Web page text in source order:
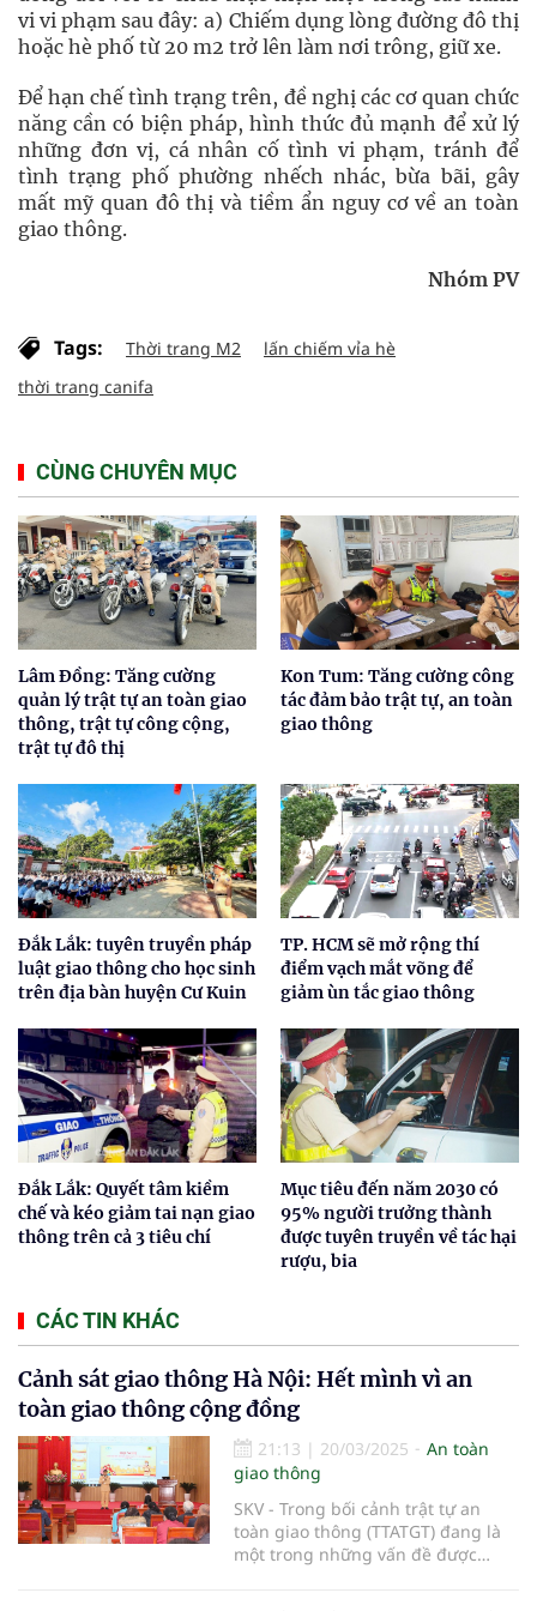
vi vi phạm sau đây: a) Chiếm dụng lòng đường đô thị
hoặc hè phố từ 20 m2 trở lên làm nơi trông, giữ xe.
Để hạn chế tình trạng trên, đề nghị các cơ quan chức
năng cần có biện pháp, hình thức đủ mạnh để xử lý
những đơn vị, cá nhân cố tình vi phạm, tránh để
tình trạng phố phường nhếch nhác, bừa bãi, gây
mất mỹ quan đô thị và tiềm ẩn nguy cơ về an toàn
giao thông.
Nhóm PV
Tags: Thời trang M2
lấn chiếm vỉa hè
thời trang canifa
CÙNG CHUYÊN MỤC
Lâm Đồng: Tăng cường
quản lý trật tự an toàn giao
thông, trật tự công cộng,
trật tự đô thị
Kon Tum: Tăng cường công
tác đảm bảo trật tự, an toàn
giao thông
Đắk Lắk: tuyên truyền pháp
luật giao thông cho học sinh
trên địa bàn huyện Cư Kuin
TP. HCM sẽ mở rộng thí
điểm vạch mắt võng để
giảm ùn tắc giao thông
Đắk Lắk: Quyết tâm kiềm
chế và kéo giảm tai nạn giao
thông trên cả 3 tiêu chí
Mục tiêu đến năm 2030 có
95% người trưởng thành
được tuyên truyền về tác hại
rượu, bia
CÁC TIN KHÁC
Cảnh sát giao thông Hà Nội: Hết mình vì an
toàn giao thông cộng đồng
21:13 | 20/03/2025
An toàn
giao thông
SKV - Trong bối cảnh trật tự an
toàn giao thông (TTATGT) đang là
một trong những vấn đề được